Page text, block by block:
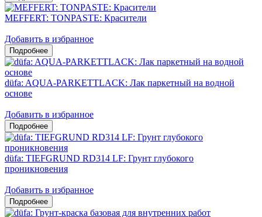
MEFFERT: TONPASTE: Красители
Добавить в избранное
düfa: AQUA-PARKETTLACK: Лак паркетный на водной
основе
Добавить в избранное
düfa: TIEFGRUND RD314 LF: Грунт глубокого
проникновения
Добавить в избранное